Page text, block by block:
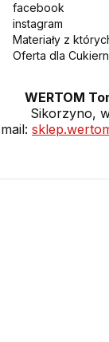
facebook
instagram
Materiały z
Oferta dla
WERTOM
Sikorzyno,
mail: